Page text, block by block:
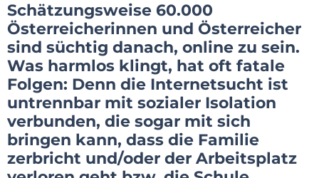
Schätzungsweise 60.000
Österreicherinnen und Österreicher
sind süchtig danach, online zu sein.
Was harmlos klingt, hat oft fatale
Folgen: Denn die Internetsucht ist
untrennbar mit sozialer Isolation
verbunden, die sogar mit sich
bringen kann, dass die Familie
zerbricht und/oder der Arbeitsplatz